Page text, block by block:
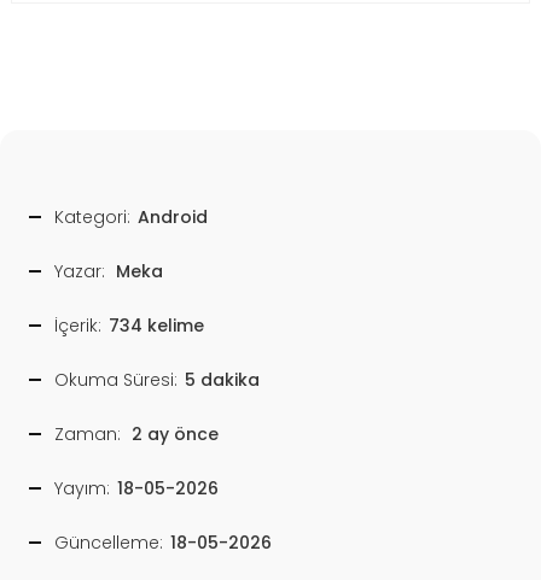
Kategori: Android
Yazar: Meka
İçerik: 734 kelime
Okuma Süresi: 5 dakika
Zaman: 2 ay önce
Yayım: 18-05-2026
Güncelleme: 18-05-2026